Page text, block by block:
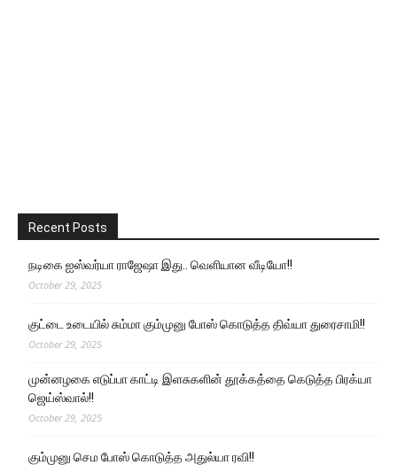
Recent Posts
நடிகை ஐஸ்வர்யா ராஜேஷா இது.. வெளியான வீடியோ!!
October 29, 2025
குட்டை உடையில் சும்மா கும்முனு போஸ் கொடுத்த திவ்யா துரைசாமி!!
October 29, 2025
முன்னழகை எடுப்பா காட்டி இளசுகளின் தூக்கத்தை கெடுத்த பிரக்யா
ஜெய்ஸ்வால்!!
October 29, 2025
கும்முனு செம போஸ் கொடுத்த அதுல்யா ரவி!!